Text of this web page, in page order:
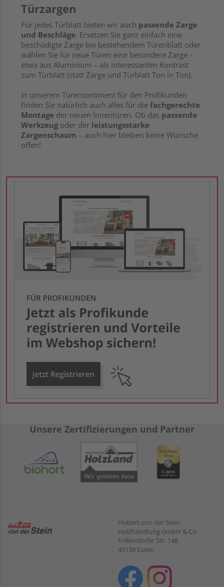
Türzargen
Für jedes Türblatt bieten wir auch passende Zarge
und Beschläge. Ersetzen Sie ganz einfach eine
beschädigte Zarge bei bestehendem Türenblatt oder
wählen Sie für neue Türen eine besondere Zarge –
etwa aus Aluminium – als interessanten Kontrast
zum Türblatt (statt Zarge und Türblatt Ton in Ton).
In unserem Türensortiment für den Profikunden
finden Sie natürlich auch alles für die fachgerechte
Montage der neuen Innentüren. Ob das passende
Werkzeug oder der leistungsstarke
Zargenschaum – auch hier bleiben keine Wünsche
offen!
Unsere Zertifizierungen und Partner
Hubert von der Stein
Holzhandlung GmbH & Co.
Frillendorfer Str. 148
45139 Essen